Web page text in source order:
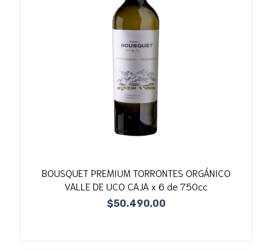
BOUSQUET PREMIUM TORRONTES ORGÁNICO
VALLE DE UCO CAJA x 6 de 750cc
$50.490,00